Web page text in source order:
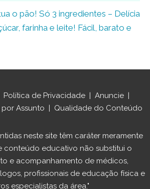
o pão! Só 3 ingredientes – Delícia
farinha e leite! Fácil, barato e
Política de Privacidade | Anuncie |
Assunto | Qualidade do Conteúdo
neste site têm caráter meramente
conteúdo educativo não substitui o
e acompanhamento de médicos,
profissionais de educação física e
especialistas da área."